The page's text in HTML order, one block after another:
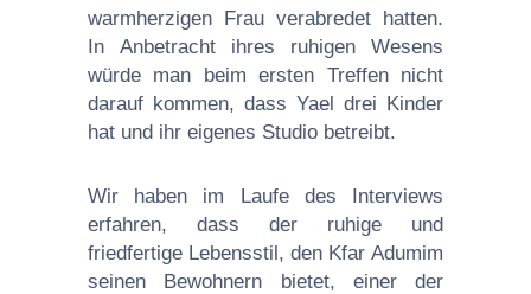
warmherzigen Frau verabredet hatten.
In Anbetracht ihres ruhigen Wesens
würde man beim ersten Treffen nicht
darauf kommen, dass Yael drei Kinder
hat und ihr eigenes Studio betreibt.
Wir haben im Laufe des Interviews
erfahren, dass der ruhige und
friedfertige Lebensstil, den Kfar Adumim
seinen Bewohnern bietet, einer der